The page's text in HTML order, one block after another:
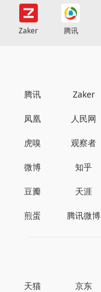
Zaker 腾讯
腾讯 Zaker
凤凰 人民网
虎嗅 观察者
微博 知乎
豆瓣 天涯
煎蛋 腾讯微博
天猫 京东